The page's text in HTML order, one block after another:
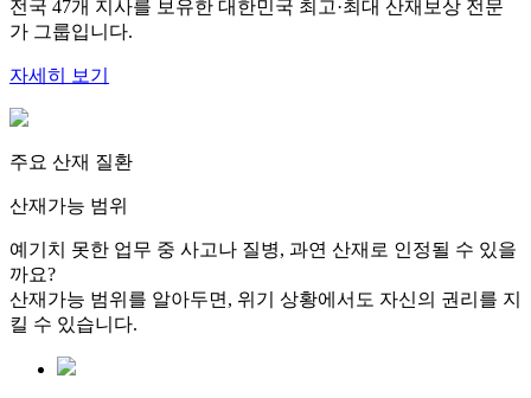
전국 47개 지사를 보유한 대한민국 최고·최대 산재보상 전문
가 그룹입니다.
자세히 보기
주요 산재 질환
산재가능 범위
예기치 못한 업무 중 사고나 질병, 과연 산재로 인정될 수 있을
까요?
산재가능 범위를 알아두면, 위기 상황에서도 자신의 권리를 지
킬 수 있습니다.